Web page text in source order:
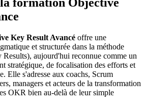
Key Result Avancé offre une
et structurée dans la méthode
aujourd'hui reconnue comme un
stratégique, de focalisation des efforts et
Elle s'adresse aux coachs, Scrum
managers et acteurs de la transformation
OKR bien au-delà de leur simple